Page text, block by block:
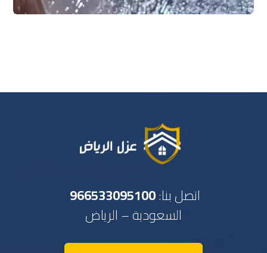
اتصل بنا:966533095100
السعودية – الرياض